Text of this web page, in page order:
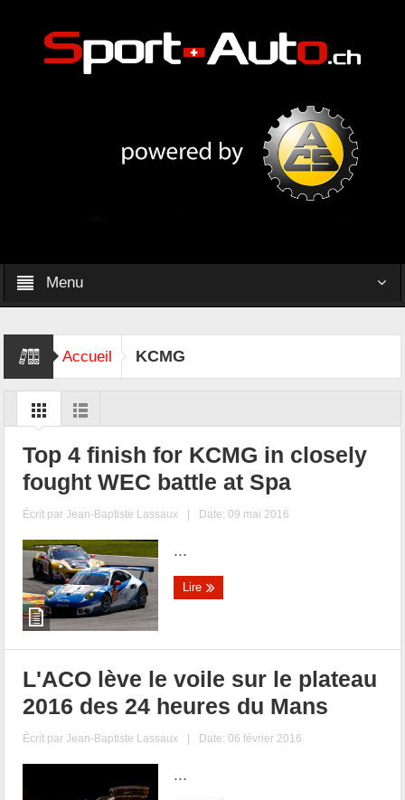
Menu
Accueil KCMG
Top 4 finish for KCMG in closely
fought WEC battle at Spa
Écrit parJean-Baptiste Lassaux | Date: 09 mai 2016
...
Lire
L'ACO lève le voile sur le plateau
2016 des 24 heures du Mans
Écrit parJean-Baptiste Lassaux | Date: 06 février 2016
...